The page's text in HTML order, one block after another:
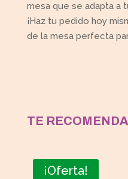
mesa que se adapta a
¡Haz tu pedido hoy
de la mesa perfecta
TE
¡Oferta!